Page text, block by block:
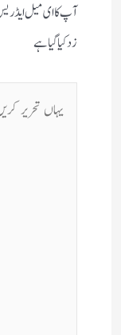
آپ کا ای میل
زد کیا گیا ہے
یہاں
تحریر